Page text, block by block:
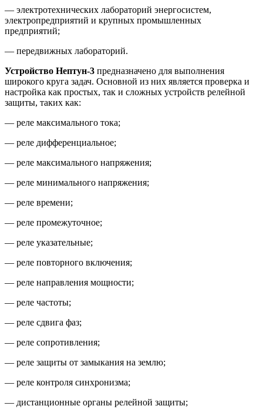
— электротехнических лабораторий энергосистем,
электропредприятий и крупных промышленных
предприятий;
— передвижных лабораторий.
Устройство Нептун-3 предназначено для выполнения
широкого круга задач. Основной из них является проверка и
настройка как простых, так и сложных устройств релейной
защиты, таких как:
— реле максимального тока;
— реле дифференциальное;
— реле максимального напряжения;
— реле минимального напряжения;
— реле времени;
— реле промежуточное;
— реле указательные;
— реле повторного включения;
— реле направления мощности;
— реле частоты;
— реле сдвига фаз;
— реле сопротивления;
— реле защиты от замыкания на землю;
— реле контроля синхронизма;
— дистанционные органы релейной защиты;